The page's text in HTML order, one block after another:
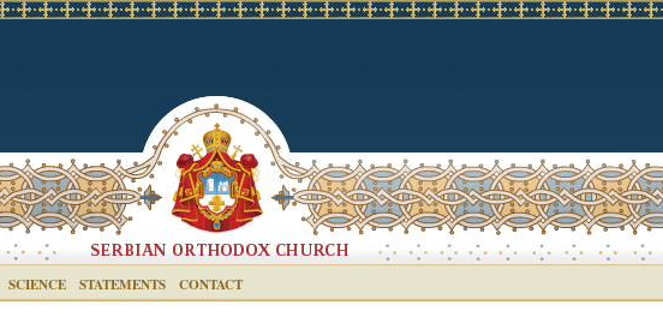
SCIENCE STATEMENTS CONTACT